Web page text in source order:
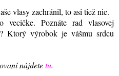
vlasy zachránil, to asi tiež nie.
Poznáte rad vlasovej
? Ktorý výrobok je vášmu srdcu
nájdetetu.